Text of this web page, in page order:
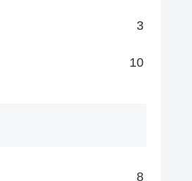
3
10
8